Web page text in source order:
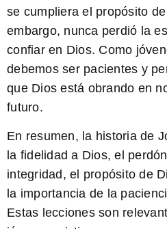
se cumpliera el propósito
embargo, nunca perdió la
confiar en Dios. Como
debemos ser pacientes y
que Dios está obrando en
futuro.
En resumen, la historia de
la fidelidad a Dios, el
integridad, el propósito de
la importancia de la
Estas lecciones son